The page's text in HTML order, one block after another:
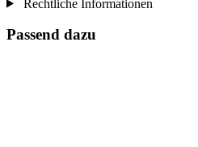
Rechtliche Informationen
Passend dazu